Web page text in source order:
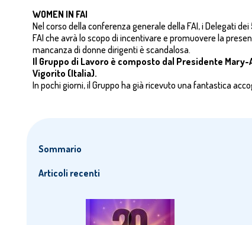
WOMEN IN FAI
Nel corso della conferenza generale della FAI, i Delegati
FAI che avrà lo scopo di incentivare e promuovere la
mancanza di donne dirigenti è scandalosa.
Il Gruppo di Lavoro è composto dal Presidente
Vigorito (Italia).
In pochi giorni, il Gruppo ha già ricevuto una fantastica
Sommario
Articoli recenti